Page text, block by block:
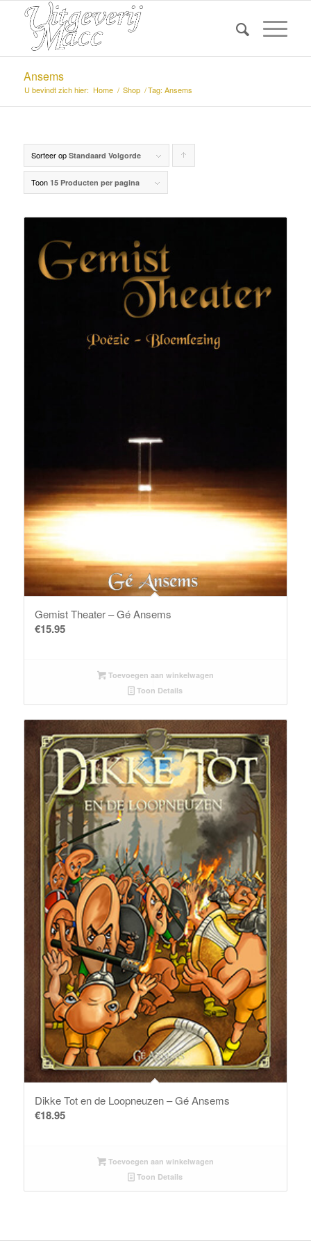
Ansems
U bevindt zich hier: Home / Shop /Tag: Ansems
Sorteer op Standaard Volgorde
Toon 15 Producten per pagina
Gemist Theater – Gé Ansems
€15.95
Toevoegen aan winkelwagen
Toon Details
Dikke Tot en de Loopneuzen – Gé Ansems
€18.95
Toevoegen aan winkelwagen
Toon Details